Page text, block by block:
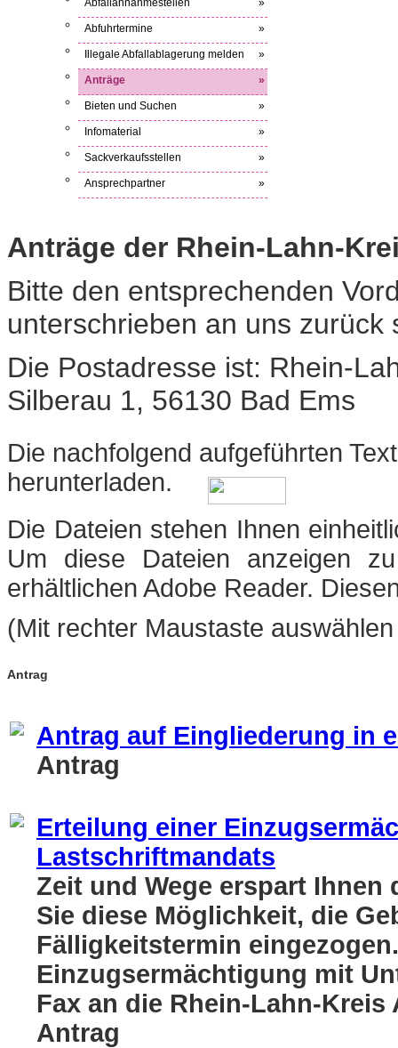
Abfallannahmestellen »
Abfuhrtermine »
Illegale Abfallablagerung melden »
Anträge »
Bieten und Suchen »
Infomaterial »
Sackverkaufsstellen »
Ansprechpartner »
Anträge der Rhein-Lahn-
Bitte den entsprechenden
unterschrieben an uns zurück
Die Postadresse ist: Rhein-
Silberau 1, 56130 Bad Ems
Die nachfolgend aufgeführten
herunterladen.
Die Dateien stehen Ihnen
Um diese Dateien anzeigen
erhältlichen Adobe Reader.
(Mit rechter Maustaste
Antrag
Antrag auf Eingliederung in
Antrag
Erteilung einer
Lastschriftmandats
Zeit und Wege erspart
Sie diese Möglichkeit, die
Fälligkeitstermin
Einzugsermächtigung mit
Fax an die Rhein-Lahn-
Antrag